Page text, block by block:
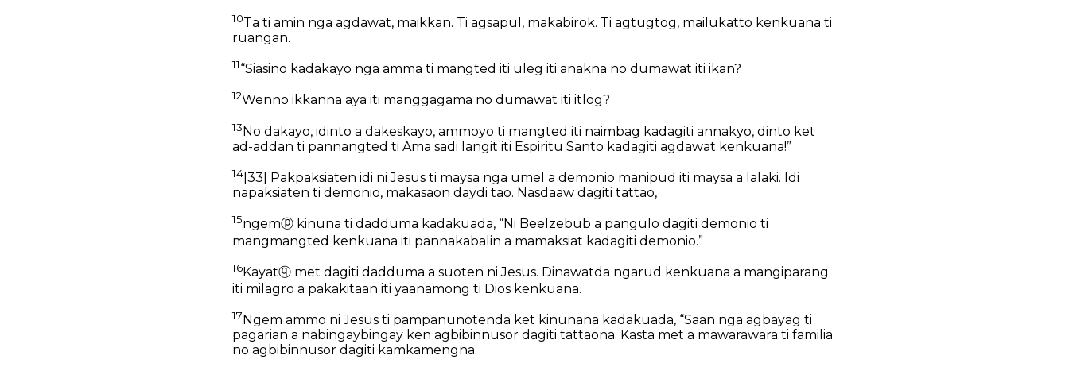
10Ta ti amin nga agdawat, maikkan. Ti agsapul, makabirok. Ti agtugtog, mailukatto kenkuana ti
ruangan.
11“Siasino kadakayo nga amma ti mangted iti uleg iti anakna no dumawat iti ikan?
12Wenno ikkanna aya iti manggagama no dumawat iti itlog?
13No dakayo, idinto a dakeskayo, ammoyo ti mangted iti naimbag kadagiti annakyo, dinto ket
ad-addan ti pannangted ti Ama sadi langit iti Espiritu Santo kadagiti agdawat kenkuana!”
14 [33]
Pakpaksiaten idi ni Jesus ti maysa nga umel a demonio manipud iti maysa a lalaki. Idi
napaksiaten ti demonio, makasaon daydi tao. Nasdaaw dagiti tattao,
15ngemⓟ kinuna ti dadduma kadakuada, “Ni Beelzebub a pangulo dagiti demonio ti
mangmangted kenkuana iti pannakabalin a mamaksiat kadagiti demonio.”
16Kayatⓠ met dagiti dadduma a suoten ni Jesus. Dinawatda ngarud kenkuana a mangiparang
iti milagro a pakakitaan iti yaanamong ti Dios kenkuana.
17 Ngem ammo ni Jesus ti pampanunotenda ket kinunana kadakuada, “Saan nga agbayag ti
pagarian a nabingaybingay ken agbibinnusor dagiti tattaona. Kasta met a mawarawara ti familia
no agbibinnusor dagiti kamkamengna.